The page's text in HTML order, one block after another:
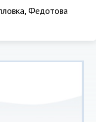
Федотова